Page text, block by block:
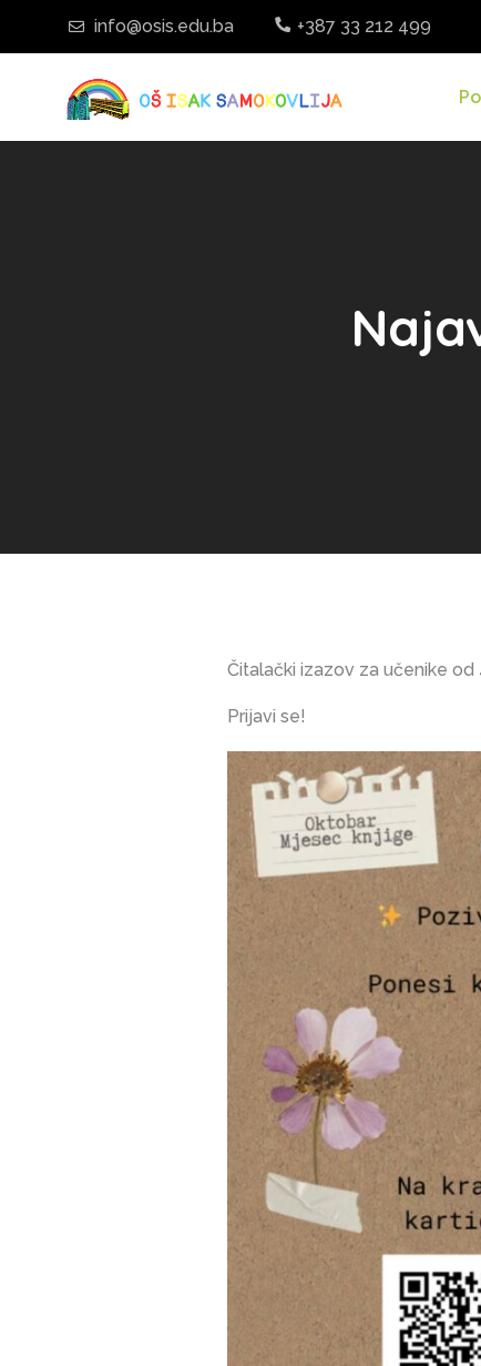
info@osis.edu.ba +387 33 212 499
Čitalački izazov za učenike od
Prijavi se!